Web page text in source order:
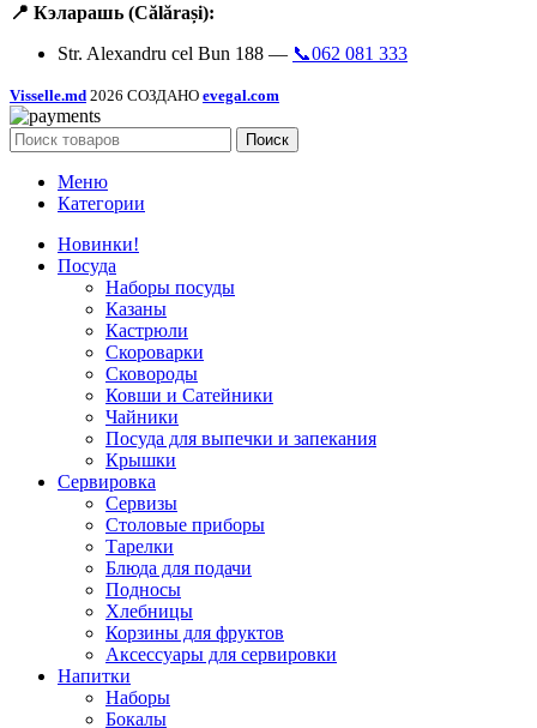
📍 Кэларашь (Călărași):
Str. Alexandru cel Bun 188 — 📞062 081 333
Visselle.md 2026 СОЗДАНО evegal.com
Поиск
Меню
Категории
Новинки!
Посуда
Наборы посуды
Казаны
Кастрюли
Скороварки
Сковороды
Ковши и Сатейники
Чайники
Посуда для выпечки и запекания
Крышки
Сервировка
Сервизы
Столовые приборы
Тарелки
Блюда для подачи
Подносы
Хлебницы
Корзины для фруктов
Аксессуары для сервировки
Напитки
Наборы
Бокалы